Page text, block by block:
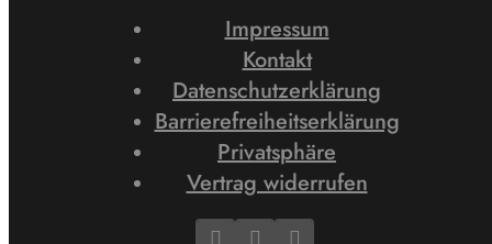
Impressum
Kontakt
Datenschutzerklärung
Barrierefreiheitserklärung
Privatsphäre
Vertrag widerrufen